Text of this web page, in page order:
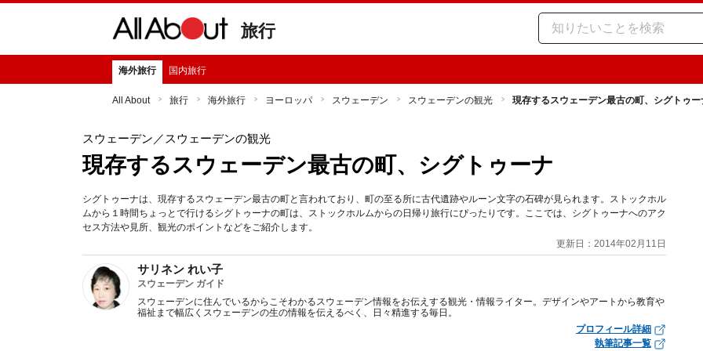
旅行
海外旅行 国内旅行
All About 旅行 海外旅行 ヨーロッパ スウェーデン スウェーデンの観光 現存するスウェーデン最古の町、シグトゥ
スウェーデン ／スウェーデンの観光
現存するスウェーデン最古の町、シグトゥーナ
シグトゥーナは、現存するスウェーデン最古の町と言われており、町の至る所に古代遺跡やルーン文字の石碑が見られます。ストックホル
ムから１時間ちょっとで行けるシグトゥーナの町は、ストックホルムからの日帰り旅行にぴったりです。ここでは、シグトゥーナへのアク
セス方法や見所、観光のポイントなどをご紹介します。
更新日：2014年02月11日
サリネン れい子
スウェーデン ガイド
スウェーデンに住んでいるからこそわかるスウェーデン情報をお伝えする観光・情報ライター。デザインやアートから教育や
福祉まで幅広くスウェーデンの生の情報を伝えるべく、日々精進する毎日。
プロフィール詳細
執筆記事一覧